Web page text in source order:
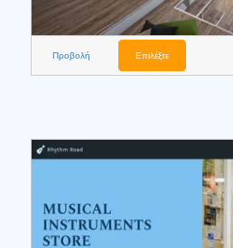
Προβολή Επιλέξτε